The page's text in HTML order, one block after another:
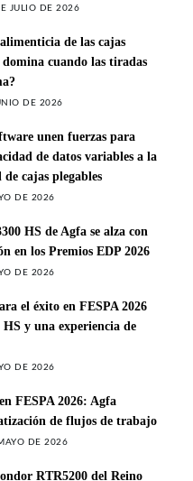
JULIO DE 2026
de las cajas
cuando las tiradas
DE 2026
unen fuerzas para
de datos variables a la
cajas plegables
DE 2026
HS de Agfa se alza con
en los Premios EDP 2026
DE 2026
el éxito en FESPA 2026
y una experiencia de
DE 2026
FESPA 2026: Agfa
de flujos de trabajo
DE 2026
RTR5200 del Reino